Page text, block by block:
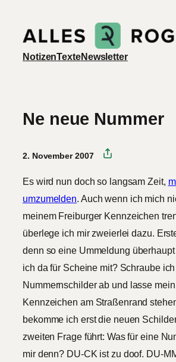
Inhalt
springen
NotizenTexteNewsletter
Ne neue Nummer
2. November 2007
Es wird nun doch so langsam Zeit,
umzumelden. Auch wenn ich mich
meinem Freiburger Kennzeichen
überlege ich mir zweierlei dazu.
denn so eine Ummeldung
ich da für Scheine mit? Schraube
Nummernschilder ab und lasse
Kennzeichen am Straßenrand
bekomme ich erst die neuen
zweiten Frage führt: Was für eine
mir denn? DU-CK ist zu doof. DU-